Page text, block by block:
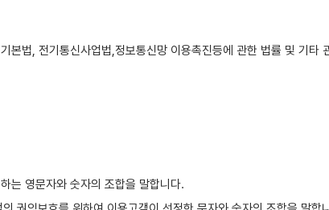
법, 전기통신사업법,정보통신망 이용촉진등에 관한 법률 및 기타
는 영문자와 숫자의 조합을 말합니다.